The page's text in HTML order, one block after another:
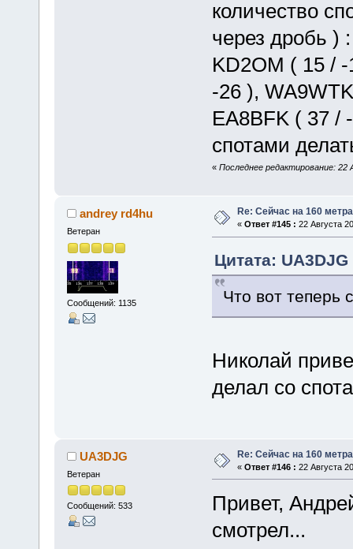
количество
через дробь )
KD2OM ( 15 /
-26 ),
EA8BFK ( 37 /
спотами
« Последнее редактирование: 22
andrey rd4hu
Ветеран
Сообщений: 1135
Re: Сейчас на 160
« Ответ #145 : 22 Августа
Цитата:
Что вот теперь
Николай
делал со
UA3DJG
Ветеран
Сообщений: 533
Re: Сейчас на 160
« Ответ #146 : 22 Августа
Привет,
смотрел...